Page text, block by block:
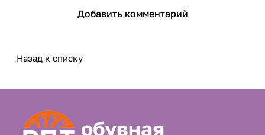
Добавить комментарий
Назад к списку
обувная